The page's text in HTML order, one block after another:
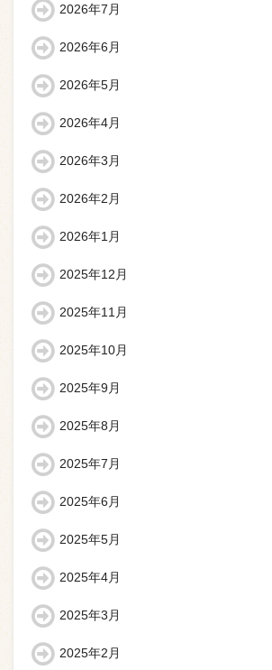
2026年7月
2026年6月
2026年5月
2026年4月
2026年3月
2026年2月
2026年1月
2025年12月
2025年11月
2025年10月
2025年9月
2025年8月
2025年7月
2025年6月
2025年5月
2025年4月
2025年3月
2025年2月